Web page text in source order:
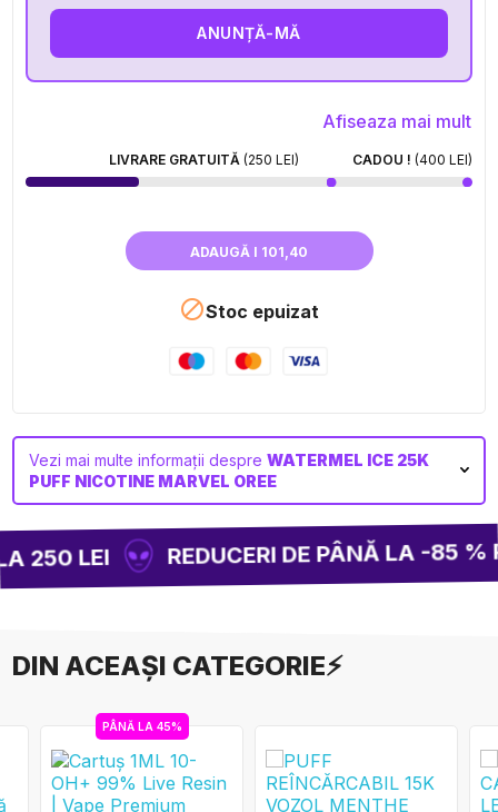
ANUNȚĂ-MĂ
Afiseaza mai mult
LIVRARE GRATUITĂ(250 LEI) CADOU ! (400 LEI)
ADAUGĂ I 101,40
Stoc epuizat
Vezi mai multe informații despre WATERMEL ICE 25K
PUFF NICOTINE MARVEL OREE
250 LEI REDUCERI DE PÂNĂ LA -85 %
DIN ACEAȘI CATEGORIE⚡
PÂNĂ LA 45%